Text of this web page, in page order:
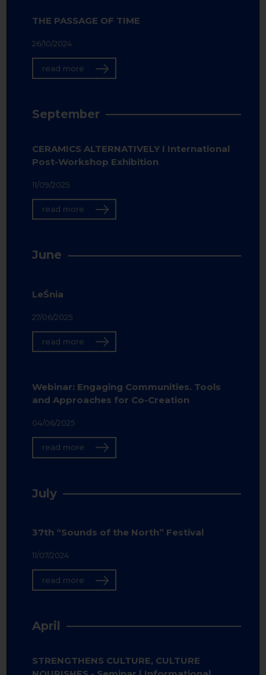
THE PASSAGE OF TIME
26/10/2024
read more
September
CERAMICS ALTERNATIVELY I International
Post-Workshop Exhibition
11/09/2025
read more
June
LeŚnia
27/06/2025
read more
Webinar: Engaging Communities. Tools
and Approaches for Co-Creation
04/06/2025
read more
July
37th “Sounds of the North” Festival
11/07/2024
read more
April
STRENGTHENS CULTURE, CULTURE